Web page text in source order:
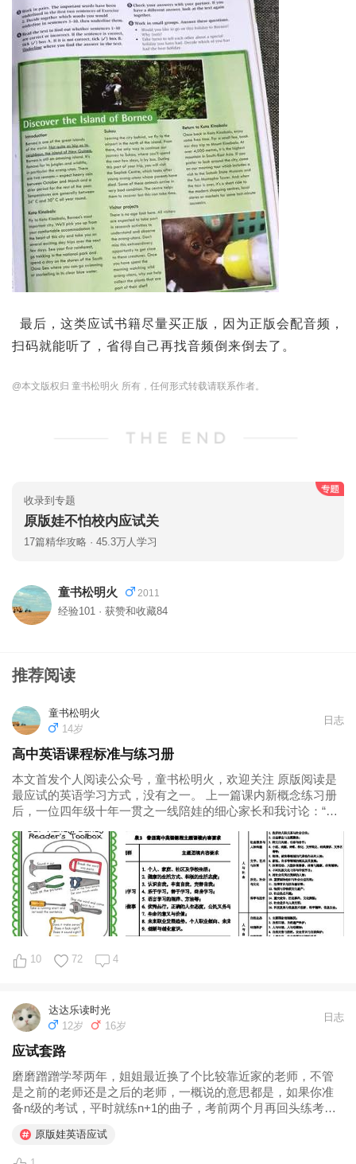
最后，这类应试书籍尽量买正版，因为正版会配音频，
扫码就能听了，省得自己再找音频倒来倒去了。
@本文版权归 童书松明火 所有，任何形式转载请联系作者。
收录到专题
原版娃不怕校内应试关
17篇精华攻略 · 45.3万人学习
童书松明火 2011
经验101 · 获赞和收藏84
推荐阅读
童书松明火
14岁
日志
高中英语课程标准与练习册
本文首发个人阅读公众号，童书松明火，欢迎关注 原版阅读是
最应试的英语学习方式，没有之一。 上一篇课内新概念练习册
后，一位四年级十年一贯之一线陪娃的细心家长和我讨论：“练
新一的知识点前面课程都很简单，比如冠词、人称...
10 72 4
达达乐读时光
12岁
16岁
日志
应试套路
磨磨蹭蹭学琴两年，姐姐最近换了个比较靠近家的老师，不管
是之前的老师还是之后的老师，一概说的意思都是，如果你准
备n级的考试，平时就练n+1的曲子，考前两个月再回头练考级
了。 说到英文，姐姐小一第一次进某机构拿回来的卷子，真是
把我吓到了。好多三四...
原版娃英语应试